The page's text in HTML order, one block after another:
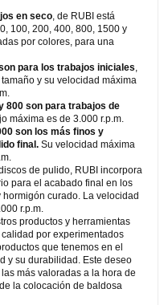
en seco , de RUBI está
100, 200, 400, 800, 1500 y
por colores, para una
para los trabajos iniciales
y su velocidad máxima
800 son para trabajos de
máxima es de 3.000 r.p.m.
son los más finos y
final. Su velocidad máxima
de pulido, RUBI incorpora
para el acabado final en los
curado. La velocidad
r.p.m.
productos y herramientas
por experimentados
que tenemos en el
y su durabilidad. Este deseo
más valoradas a la hora de
la colocación de baldosa